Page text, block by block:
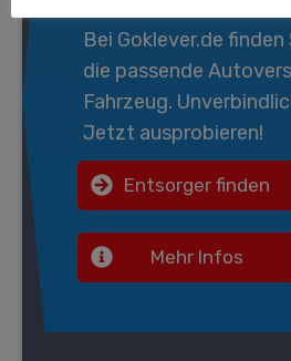
Bei Goklever.de finden
die passende
Fahrzeug.
Jetzt ausprobieren!
Entsorger finden
Mehr Infos